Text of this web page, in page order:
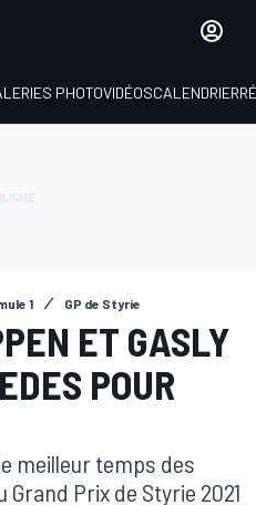
PHOTOVIDÉOSCALENDRIER
1 GP de Styrie
ET GASLY
POUR
meilleur temps des
Prix de Styrie 2021